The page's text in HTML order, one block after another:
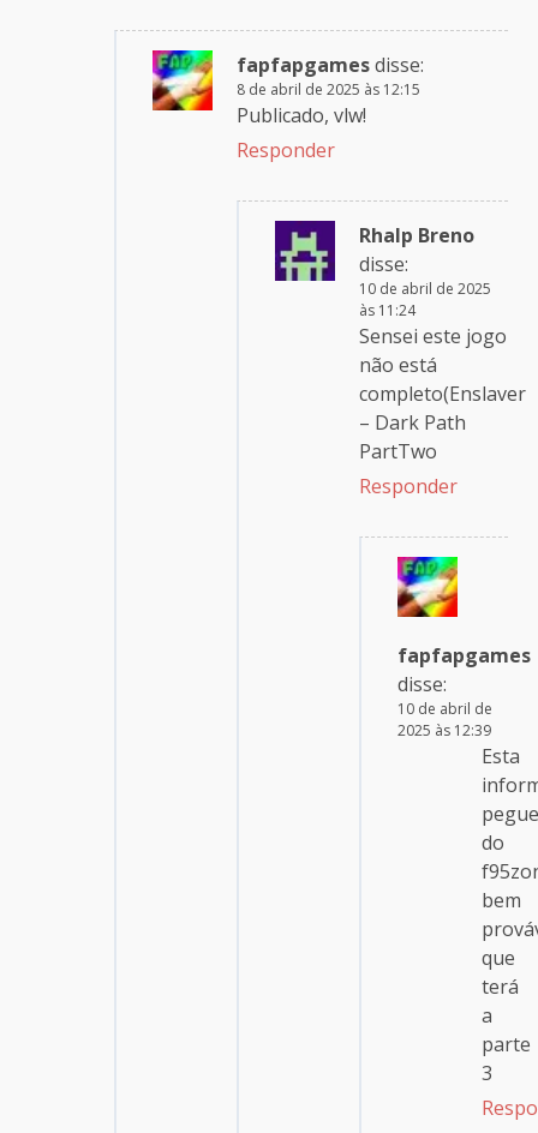
fapfapgamesdisse:
8 de abril de 2025 às 12:15
Publicado, vlw!
Responder
Rhalp Breno
disse:
10 de abril de 2025
às 11:24
Sensei este jogo
não está
completo(Enslaver
– Dark Path
PartTwo
Responder
fapfapgames
disse:
10 de abril de
2025 às 12:39
Esta
do
bem
que
terá
a
parte
3